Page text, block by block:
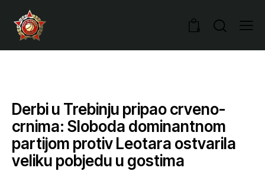
0
Derbi u Trebinju pripao crveno-
crnima: Sloboda dominantnom
partijom protiv Leotara ostvarila
veliku pobjedu u gostima